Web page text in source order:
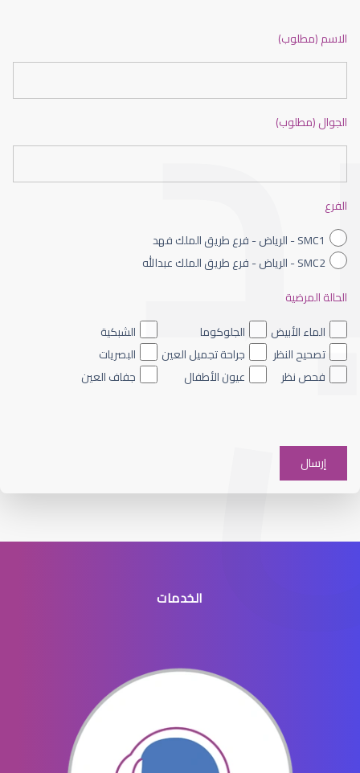
الشبكية في العين
الشبكية الصباغي
انفصال الشبكية في العين
ثقب الشبكية في العين
الاسم (مطلوب)
الجوال (مطلوب)
الفرع
SMC1 - الرياض - فرع طريق الملك فهد
SMC2 - الرياض - فرع طريق الملك عبدالله
الحالة المرضية
الماء الأبيض
الجلوكوما
الشبكية
تصحيح النظر
جراحة تجميل العين
البصريات
فحص نظر
عيون الأطفال جفاف العين
الخدمات